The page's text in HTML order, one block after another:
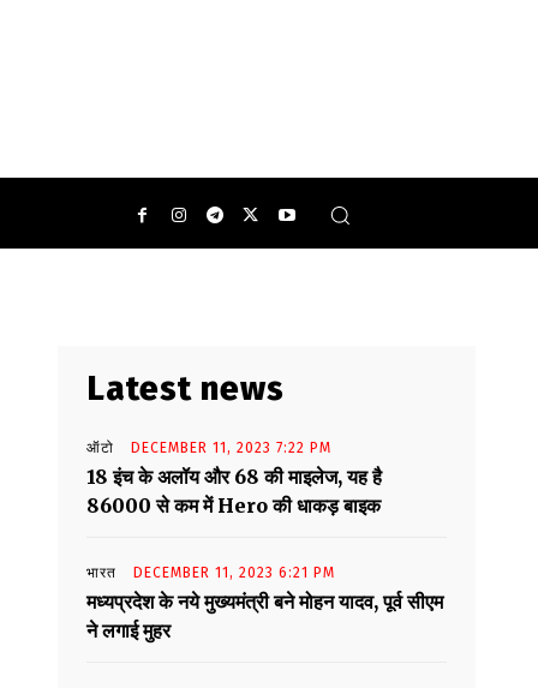
Latest news
ऑटो DECEMBER 11, 2023 7:22 PM
18 इंच के अलॉय और 68 की माइलेज, यह है
86000 से कम में Hero की धाकड़ बाइक
भारत DECEMBER 11, 2023 6:21 PM
मध्यप्रदेश के नये मुख्यमंत्री बने मोहन यादव, पूर्व सीएम
ने लगाई मुहर